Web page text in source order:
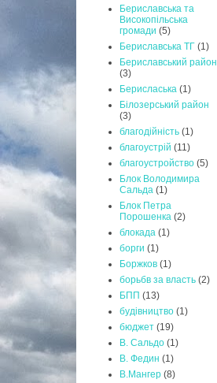
Бериславська та
Високопільська
громади (5)
Бериславська ТГ (1)
Бериславський район
(3)
Берисласька (1)
Білозерський район
(3)
благодійність (1)
благоустрій (11)
благоустройство (5)
Блок Володимира
Сальда (1)
Блок Петра
Порошенка (2)
блокада (1)
борги (1)
Боржков (1)
борьбв за власть (2)
БПП (13)
будівництво (1)
бюджет (19)
В. Сальдо (1)
В. Федин (1)
В.Мангер (8)